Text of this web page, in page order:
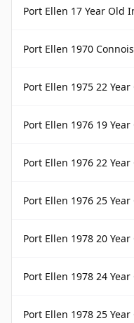
Port Ellen 17 Year Old
Port Ellen 1970
Port Ellen 1975 22
Port Ellen 1976 19
Port Ellen 1976 22 Year
Port Ellen 1976 25
Port Ellen 1978 20 Year
Port Ellen 1978 24
Port Ellen 1978 25